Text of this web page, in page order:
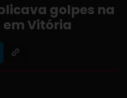
golpes na
em Vitória